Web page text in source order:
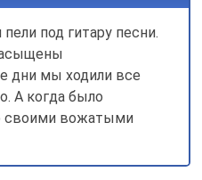
под гитару песни.
дни мы ходили все
А когда было
своими вожатыми